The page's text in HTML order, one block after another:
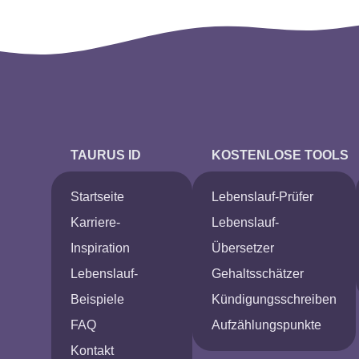
TAURUS ID
Startseite
Karriere-
Inspiration
Lebenslauf-
Beispiele
FAQ
Kontakt
KOSTENLOSE TOOLS
Lebenslauf-Prüfer
Lebenslauf-
Übersetzer
Gehaltsschätzer
Kündigungsschreiben
Aufzählungspunkte